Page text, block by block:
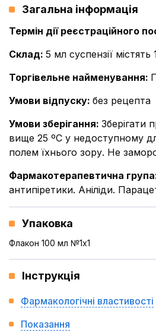
Загальна інформація
Термін дії реєстраційного
Склад: 5 мл суспензії
Торгівельне найменування:
Умови відпуску: без рецепта
Умови зберігання: Зберігати
вище 25 ºС у недоступному
полем їхнього зору. Не
Фармакотерапевтична група
антипіретики. Аніліди.
Упаковка
Флакон 100 мл №1x1
Інструкція
Фармакологічні властивості
Показання